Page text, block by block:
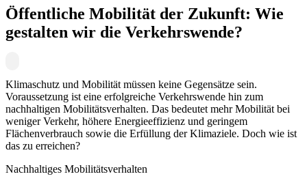
Öffentliche Mobilität der Zukunft: Wie
gestalten wir die Verkehrswende?
Klimaschutz und Mobilität müssen keine Gegensätze sein.
Voraussetzung ist eine erfolgreiche Verkehrswende hin zum
nachhaltigen Mobilitätsverhalten. Das bedeutet mehr Mobilität bei
weniger Verkehr, höhere Energieeffizienz und geringem
Flächenverbrauch sowie die Erfüllung der Klimaziele. Doch wie ist
das zu erreichen?
Nachhaltiges Mobilitätsverhalten